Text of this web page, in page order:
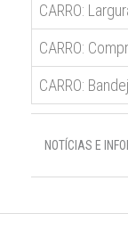
CARRO:
CARRO:
CARRO:
NOTÍCIAS E